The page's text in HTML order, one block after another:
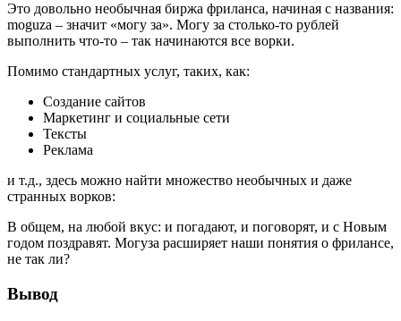
Это довольно необычная биржа фриланса, начиная с названия:
moguza – значит «могу за». Могу за столько-то рублей
выполнить что-то – так начинаются все ворки.
Помимо стандартных услуг, таких, как:
Создание сайтов
Маркетинг и социальные сети
Тексты
Реклама
и т.д., здесь можно найти множество необычных и даже
странных ворков:
В общем, на любой вкус: и погадают, и поговорят, и с Новым
годом поздравят. Могуза расширяет наши понятия о фрилансе,
не так ли?
Вывод